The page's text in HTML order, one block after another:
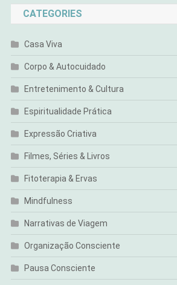
CATEGORIES
Casa Viva
Corpo & Autocuidado
Entretenimento & Cultura
Espiritualidade Prática
Expressão Criativa
Filmes, Séries & Livros
Fitoterapia & Ervas
Mindfulness
Narrativas de Viagem
Organização Consciente
Pausa Consciente